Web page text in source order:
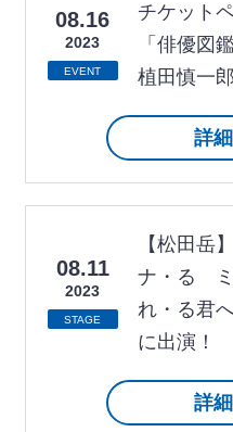
08.16
2023
EVENT
チケット
「俳優図
植田慎一
詳
08.11
2023
STAGE
【松田岳
ナ・る ミ
れ・る君
に出演！
詳